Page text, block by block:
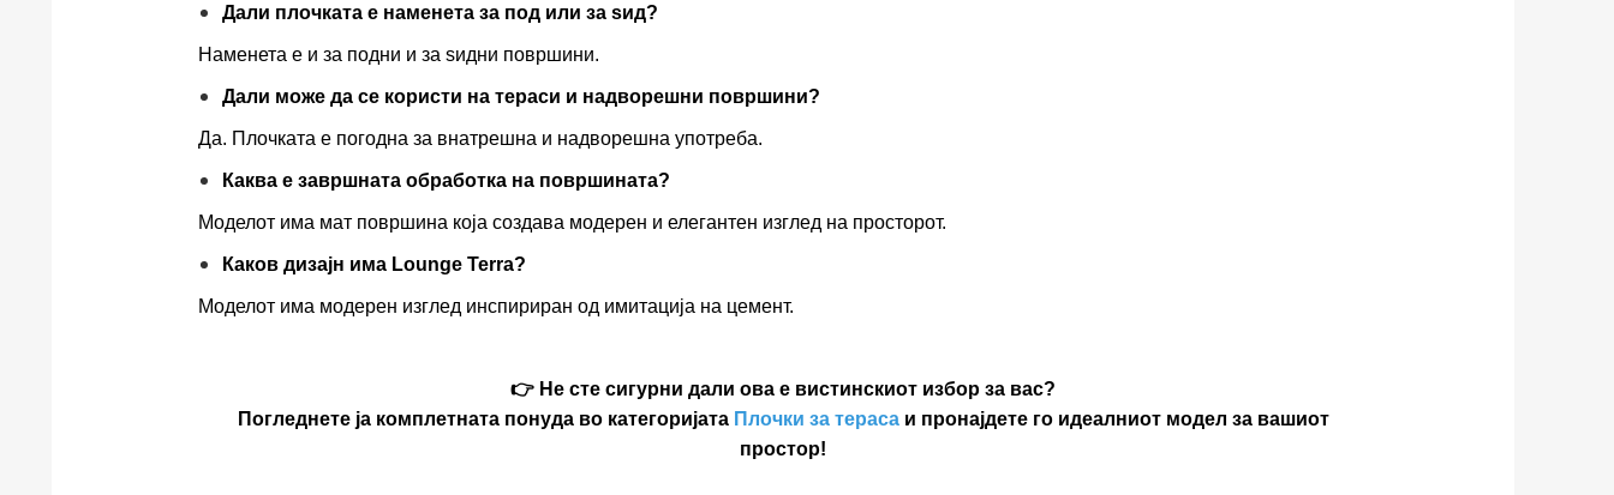
Дали плочката е наменета за под или за ѕид?
Наменета е и за подни и за ѕидни површини.
Дали може да се користи на тераси и надворешни површини?
Да. Плочката е погодна за внатрешна и надворешна употреба.
Каква е завршната обработка на површината?
Моделот има мат површина која создава модерен и елегантен изглед на просторот.
Каков дизајн има Lounge Terra?
Моделот има модерен изглед инспириран од имитација на цемент.
👉 Не сте сигурни дали ова е вистинскиот избор за вас?
Погледнете ја комплетната понуда во категоријата Плочки за терасаи пронајдете го идеалниот модел за вашиот
простор!